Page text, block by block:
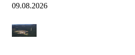
09.08.2026